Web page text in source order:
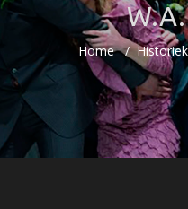
Home Historiek